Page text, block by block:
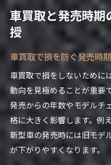
高騰相場に強い車買
車買取相場高騰
車買取で高値が
車買取業者の選
車買取相場の変
高く売るための
壊れた車も現金化で
車買取で壊れた
故障車の車買取
車買取で故障車
車買取と発売時期
授
車買取で損を防ぐ発売時
車買取で損をしないために
動向を見極めることが重要
発売からの年数やモデルチ
格に大きく影響します。例
新型車の発売時には旧モデ
が下がりやすくなります。